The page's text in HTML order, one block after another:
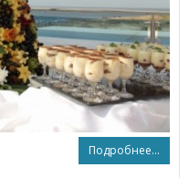
Подробнее...